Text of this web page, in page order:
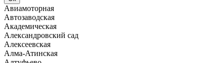
Авиамоторная
Автозаводская
Академическая
Александровский сад
Алексеевская
Алма-Атинская